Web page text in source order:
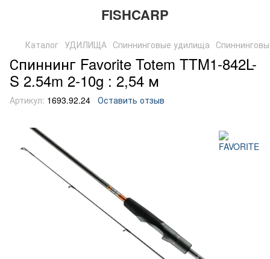
FISHCARP
Каталог УДИЛИЩА Спиннинговые удилища
Спиннинг Favorite Totem TTM1-842L-
S 2.54m 2-10g : 2,54 м
Артикул: 1693.92.24 Оставить отзыв